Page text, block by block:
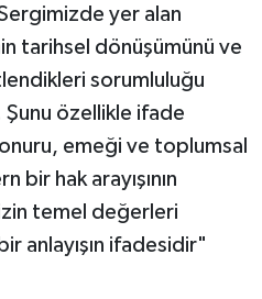
yer alan
tarihsel dönüşümünü ve
sorumluluğu
özellikle ifade
emeği ve toplumsal
bir hak arayışının
temel değerleri
anlayışın ifadesidir"